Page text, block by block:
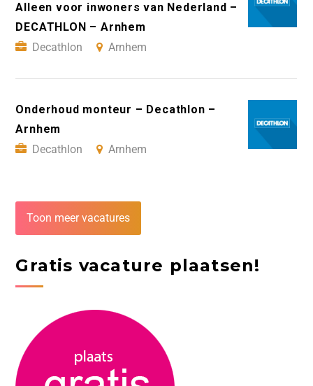
Alleen voor inwoners van Nederland –
DECATHLON – Arnhem
Decathlon
Arnhem
Onderhoud monteur – Decathlon –
Arnhem
Decathlon
Arnhem
Toon meer vacatures
Gratis vacature plaatsen!